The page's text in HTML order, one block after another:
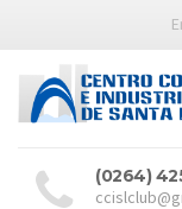
(0264)